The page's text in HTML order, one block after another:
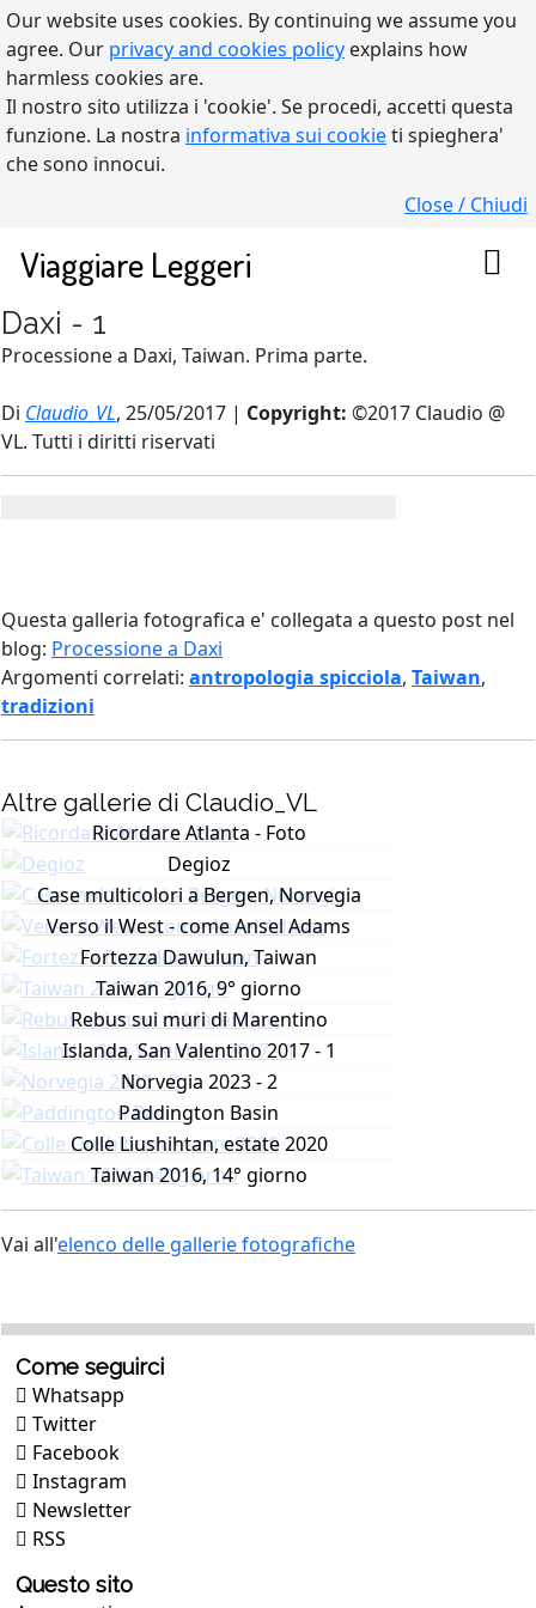
Our website uses cookies. By continuing we assume you
agree. Our privacy and cookies policy explains how
harmless cookies are.
Il nostro sito utilizza i 'cookie'. Se procedi, accetti questa
funzione. La nostra informativa sui cookieti spieghera'
che sono innocui.
Close / Chiudi
Viaggiare Leggeri
Daxi - 1
Processione a Daxi, Taiwan. Prima parte.
Di Claudio_VL, 25/05/2017 | Copyright: ©2017 Claudio @
VL. Tutti i diritti riservati
Questa galleria fotografica e' collegata a questo post nel
blog: Processione a Daxi
Argomenti correlati: antropologia spicciola, Taiwan,
tradizioni
Altre gallerie di Claudio_VL
Ricordare Atlanta - Foto
Degioz
Case multicolori a Bergen, Norvegia
Verso il West - come Ansel Adams
Fortezza Dawulun, Taiwan
Taiwan 2016, 9° giorno
Rebus sui muri di Marentino
Islanda, San Valentino 2017 - 1
Norvegia 2023 - 2
Paddington Basin
Colle Liushihtan, estate 2020
Taiwan 2016, 14° giorno
Vai all'elenco delle gallerie fotografiche
Come seguirci
Whatsapp
Twitter
Facebook
Instagram
Newsletter
RSS
Questo sito